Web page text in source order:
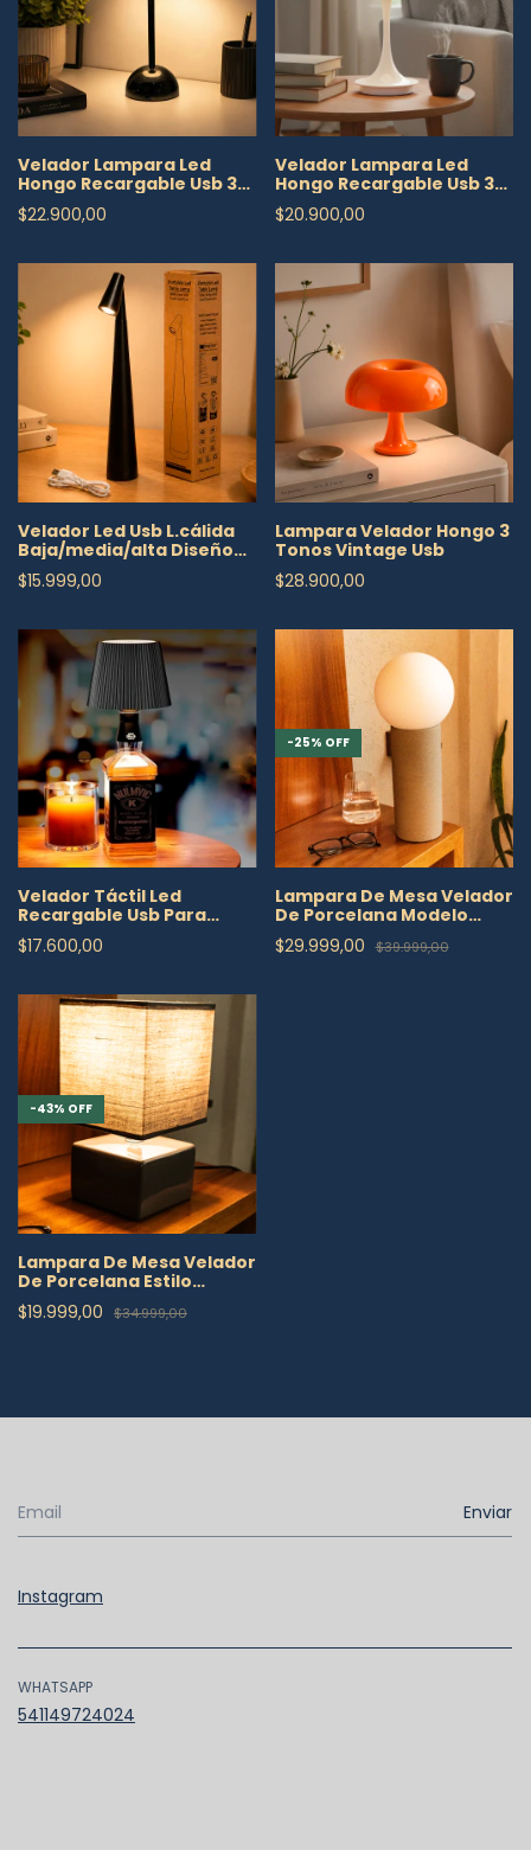
Velador Lampara Led
Hongo Recargable Usb 3
Tonos Diseño Premium
$22.900,00
Velador Lampara Led
Hongo Recargable Usb 3
Tonos
$20.900,00
Velador Led Usb L.cálida
Baja/media/alta Diseño
Deco Premium
$15.999,00
Lampara Velador Hongo 3
Tonos Vintage Usb
$28.900,00
Velador Táctil Led
Recargable Usb Para
Botella Luz Regulable
$17.600,00
-25% OFF
Lampara De Mesa Velador
De Porcelana Modelo
Esfera
$29.999,00 $39.999,00
-43% OFF
Lampara De Mesa Velador
De Porcelana Estilo
Design Gris
$19.999,00 $34.999,00
Instagram
WHATSAPP
541149724024